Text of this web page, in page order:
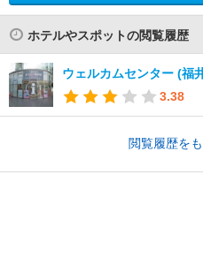
ホテルやスポットの閲覧履歴
ウェルカムセンター (福
3.38
閲覧履歴を